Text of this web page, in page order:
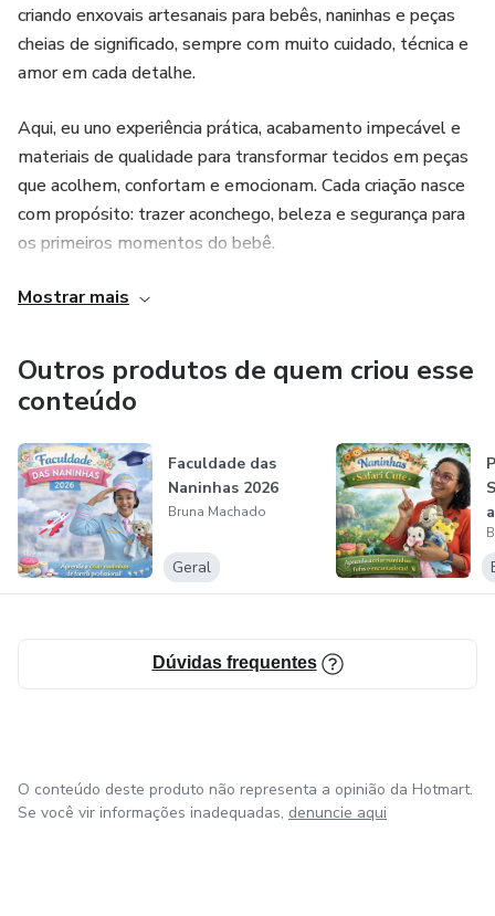
criando enxovais artesanais para bebês, naninhas e peças
cheias de significado, sempre com muito cuidado, técnica e
amor em cada detalhe.
Aqui, eu uno experiência prática, acabamento impecável e
materiais de qualidade para transformar tecidos em peças
que acolhem, confortam e emocionam. Cada criação nasce
com propósito: trazer aconchego, beleza e segurança para
os primeiros momentos do bebê.
Agora, além de produzir, também ensino.
desses anos, mostrando passo a passo como criar
enxovais, naninhas e peças artesanais com qualidade
profissional, mesmo que você esteja começando do zero.
Se você sonha em costurar peças lindas, bem-acabadas e
cheias de carinho, seja para presentear, vender ou viver da
costura, você está no lugar certo.
Mostrar mais
Outros produtos de quem criou esse
conteúdo
Faculdade das
Naninhas 2026
Bruna Machado
Geral
Dúvidas frequentes
O conteúdo deste produto não representa a opinião da Hotmart.
Se você vir informações inadequadas, denuncie aqui